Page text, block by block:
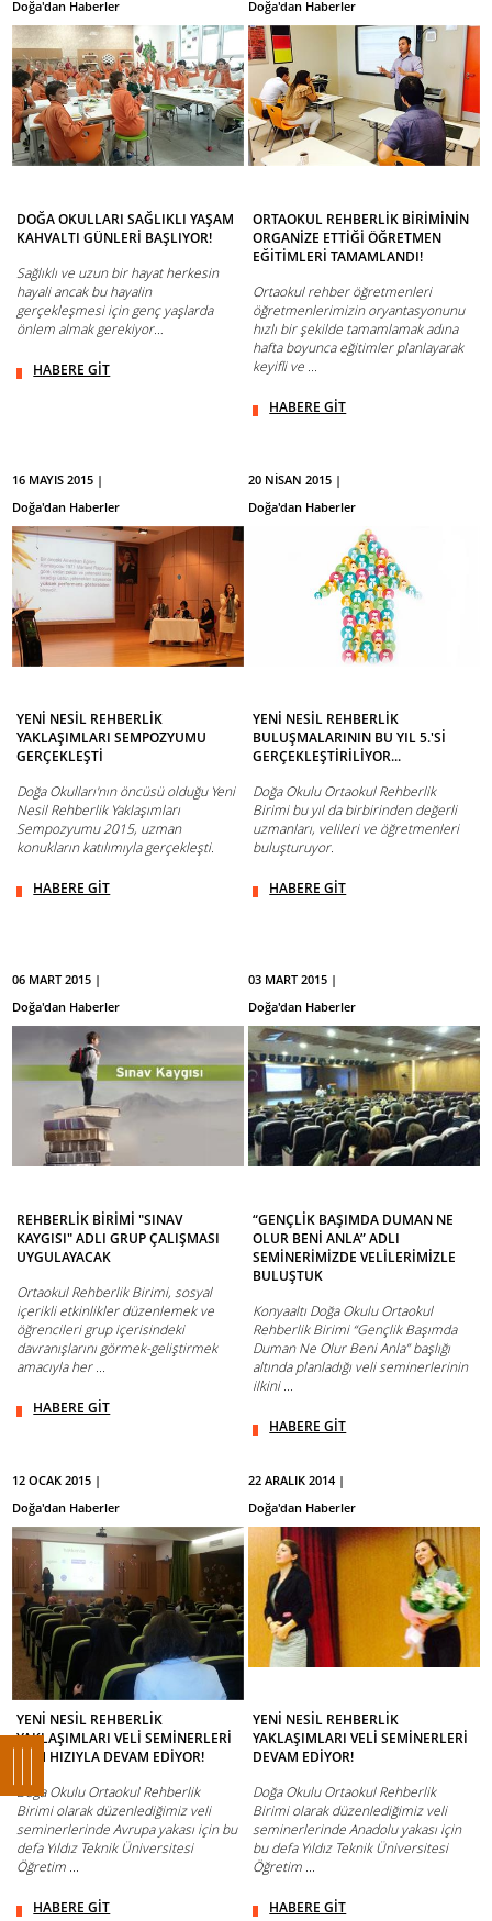
Doğa'dan Haberler
DOĞA OKULLARI SAĞLIKLI YAŞAM
KAHVALTI GÜNLERİ BAŞLIYOR!
Sağlıklı ve uzun bir hayat herkesin
hayali ancak bu hayalin
gerçekleşmesi için genç yaşlarda
önlem almak gerekiyor…
HABERE GİT
Doğa'dan Haberler
ORTAOKUL REHBERLİK BİRİMİNİN
ORGANİZE ETTİĞİ ÖĞRETMEN
EĞİTİMLERİ TAMAMLANDI!
Ortaokul rehber öğretmenleri
öğretmenlerimizin oryantasyonunu
hızlı bir şekilde tamamlamak adına
hafta boyunca eğitimler planlayarak
keyifli ve ...
HABERE GİT
16 MAYIS 2015 |
Doğa'dan Haberler
YENİ NESİL REHBERLİK
YAKLAŞIMLARI SEMPOZYUMU
GERÇEKLEŞTİ
Doğa Okulları'nın öncüsü olduğu Yeni
Nesil Rehberlik Yaklaşımları
Sempozyumu 2015, uzman
konukların katılımıyla gerçekleşti.
HABERE GİT
20 NİSAN 2015 |
Doğa'dan Haberler
YENİ NESİL REHBERLİK
BULUŞMALARININ BU YIL 5.'Sİ
GERÇEKLEŞTİRİLİYOR...
Doğa Okulu Ortaokul Rehberlik
Birimi bu yıl da birbirinden değerli
uzmanları, velileri ve öğretmenleri
buluşturuyor.
HABERE GİT
06 MART 2015 |
Doğa'dan Haberler
REHBERLİK BİRİMİ "SINAV
KAYGISI" ADLI GRUP ÇALIŞMASI
UYGULAYACAK
Ortaokul Rehberlik Birimi, sosyal
içerikli etkinlikler düzenlemek ve
öğrencileri grup içerisindeki
davranışlarını görmek-geliştirmek
amacıyla her ...
HABERE GİT
03 MART 2015 |
Doğa'dan Haberler
“GENÇLİK BAŞIMDA DUMAN NE
OLUR BENİ ANLA” ADLI
SEMİNERİMİZDE VELİLERİMİZLE
BULUŞTUK
Konyaaltı Doğa Okulu Ortaokul
Rehberlik Birimi “Gençlik Başımda
Duman Ne Olur Beni Anla” başlığı
altında planladığı veli seminerlerinin
ilkini ...
HABERE GİT
12 OCAK 2015 |
Doğa'dan Haberler
YENİ NESİL REHBERLİK
YAKLAŞIMLARI VELİ SEMİNERLERİ
TÜM HIZIYLA DEVAM EDİYOR!
Doğa Okulu Ortaokul Rehberlik
Birimi olarak düzenlediğimiz veli
seminerlerinde Avrupa yakası için bu
defa Yıldız Teknik Üniversitesi
Öğretim ...
HABERE GİT
22 ARALIK 2014 |
Doğa'dan Haberler
YENİ NESİL REHBERLİK
YAKLAŞIMLARI VELİ SEMİNERLERİ
DEVAM EDİYOR!
Doğa Okulu Ortaokul Rehberlik
Birimi olarak düzenlediğimiz veli
seminerlerinde Anadolu yakası için
bu defa Yıldız Teknik Üniversitesi
Öğretim ...
HABERE GİT